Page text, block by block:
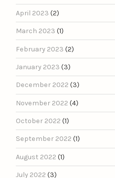
April 2023 (2)
March 2023 (1)
February 2023 (2)
January 2023 (3)
December 2022 (3)
November 2022 (4)
October 2022 (1)
September 2022 (1)
August 2022 (1)
July 2022 (3)